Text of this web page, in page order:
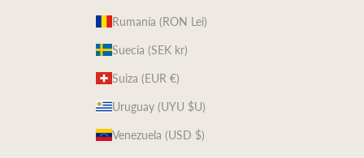
Rumanía (RON Lei)
Suecia (SEK kr)
Suiza (EUR €)
Uruguay (UYU $U)
Venezuela (USD $)